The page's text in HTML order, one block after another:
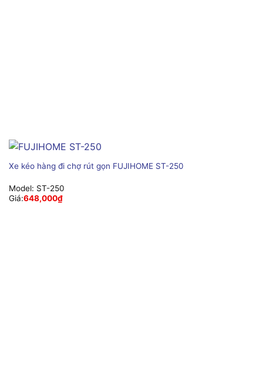
Xe kéo hàng đi chợ rút gọn FUJIHOME ST-250
Model: ST-250
Giá:648,000₫